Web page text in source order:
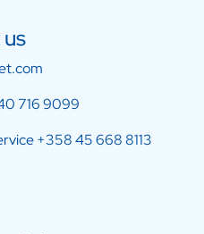
716 9099
+358 45 668 8113